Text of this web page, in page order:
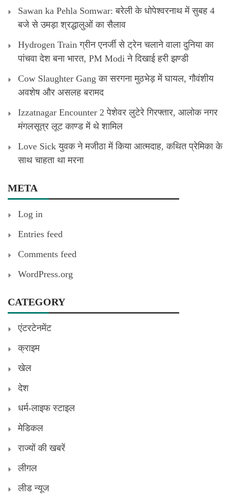
Sawan ka Pehla Somwar: बरेली के धोपेश्वरनाथ में सुबह 4
बजे से उमड़ा श्रद्धालुओं का सैलाव
Hydrogen Train ग्रीन एनर्जी से ट्रेन चलाने वाला दुनिया का
पांचवा देश बना भारत, PM Modi ने दिखाई हरी झण्डी
Cow Slaughter Gang का सरगना मुठभेड़ में घायल, गौवंशीय
अवशेष और असलह बरामद
Izzatnagar Encounter 2 पेशेवर लुटेरे गिरफ्तार, आलोक नगर
मंगलसूत्र लूट काण्‍ड में थे शामिल
Love Sick युवक ने मजीठा में किया आत्मदाह, कथित प्रेमिका के
साथ चाहता था मरना
META
Log in
Entries feed
Comments feed
WordPress.org
CATEGORY
एंटरटेनमेंट
क्राइम
खेल
देश
धर्म-लाइफ स्टाइल
मेडिकल
राज्यों की खबरें
लीगल
लीड न्यूज